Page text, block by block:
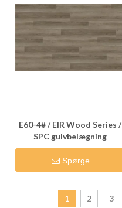
E60-4# / EIR Wood Series /
SPC gulvbelægning
Spørge
1 2 3